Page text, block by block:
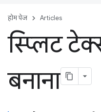
होम पेज Articles
स्प्लिट
बनाना